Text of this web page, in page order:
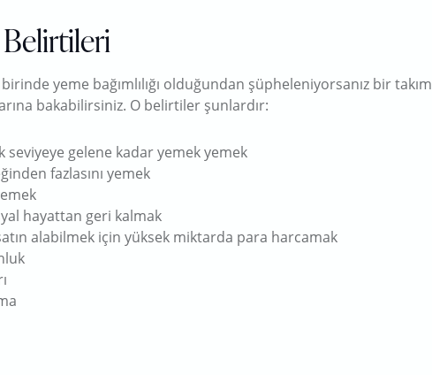
Belirtileri
yeme bağımlılığı olduğundan şüpheleniyorsanız bir takım
bakabilirsiniz. O belirtiler şunlardır:
seviyeye gelene kadar yemek yemek
fazlasını yemek
hayattan geri kalmak
alabilmek için yüksek miktarda para harcamak